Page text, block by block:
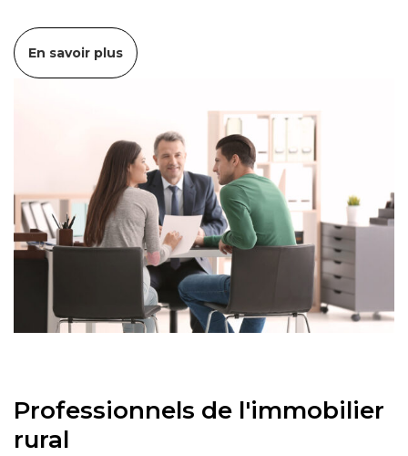
En savoir plus
Professionnels de l'immobilier
rural